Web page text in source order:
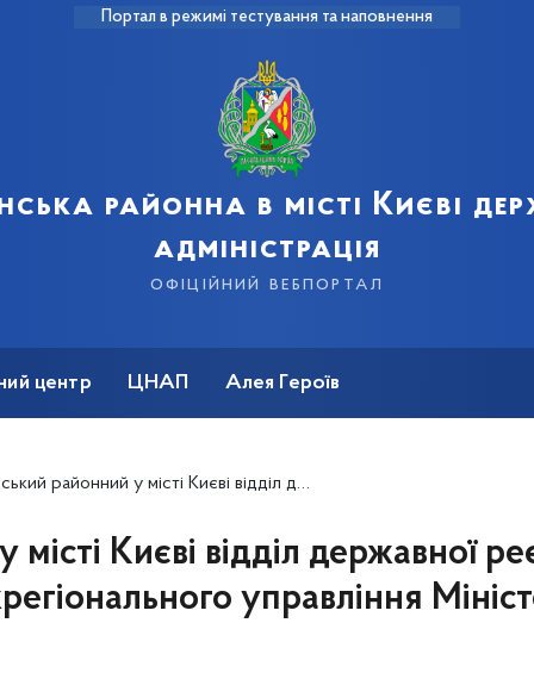
Портал в режимі тестування та наповнення
районна в місті Києві
адміністрація
офіційний вебпортал
центр ЦНАП Алея Героїв
Києві відділ державної реєстрації актів цивільного стану Центрального міжрегіонального управління Міністерства юстиції (м. Київ)
Києві відділ державної
управління